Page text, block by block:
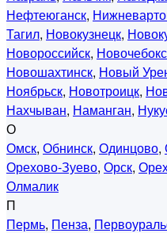
Нефтеюганск,
Тагил, Новокузнецк,
Новороссийск,
Новошахтинск, Новый
Ноябрьск, Новотроицк,
Нахчыван, Наманган,
О
Омск, Обнинск, Одинцово,
Орехово-Зуево, Орск,
Олмалик
П
Пермь, Пенза,